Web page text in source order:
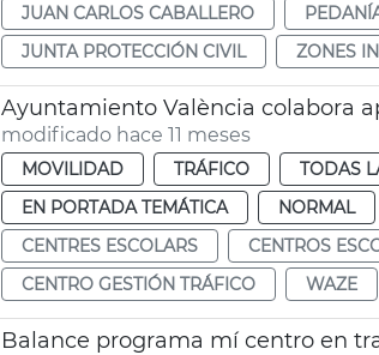
JUAN CARLOS CABALLERO
JUNTA PROTECCIÓN CIVIL
ZONES
Ayuntamiento València colabora
modificado hace 11 meses
MOVILIDAD TRÁFICO TODAS
EN PORTADA TEMÁTICA
NORMAL
CENTRES ESCOLARS
CENTROS
CENTRO GESTIÓN TRÁFICO
WAZE
Balance programa mí centro en